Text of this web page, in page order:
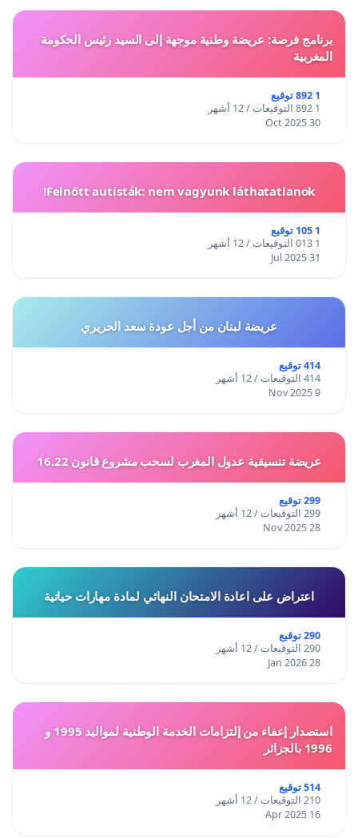
برنامج فرصة: عريضة وطنية موجهة إلى السيد رئيس الحكومة
المغربية
1 892 توقيع
1 892 التوقيعات / 12 أشهر
30 Oct 2025
Felnőtt autisták: nem vagyunk láthatatlanok!
1 105 توقيع
1 013 التوقيعات / 12 أشهر
31 Jul 2025
عريضة لبنان من أجل عودة سعد الحريري
414 توقيع
414 التوقيعات / 12 أشهر
9 Nov 2025
عريضة تنسيقية عدول المغرب لسحب مشروع قانون 16.22
299 توقيع
299 التوقيعات / 12 أشهر
28 Nov 2025
اعتراض على اعادة الامتحان النهائي لمادة مهارات حياتية
290 توقيع
290 التوقيعات / 12 أشهر
28 Jan 2026
استصدار إعفاء من إلتزامات الخدمة الوطنية لمواليد 1995 و
1996 بالجزائر
514 توقيع
210 التوقيعات / 12 أشهر
16 Apr 2025